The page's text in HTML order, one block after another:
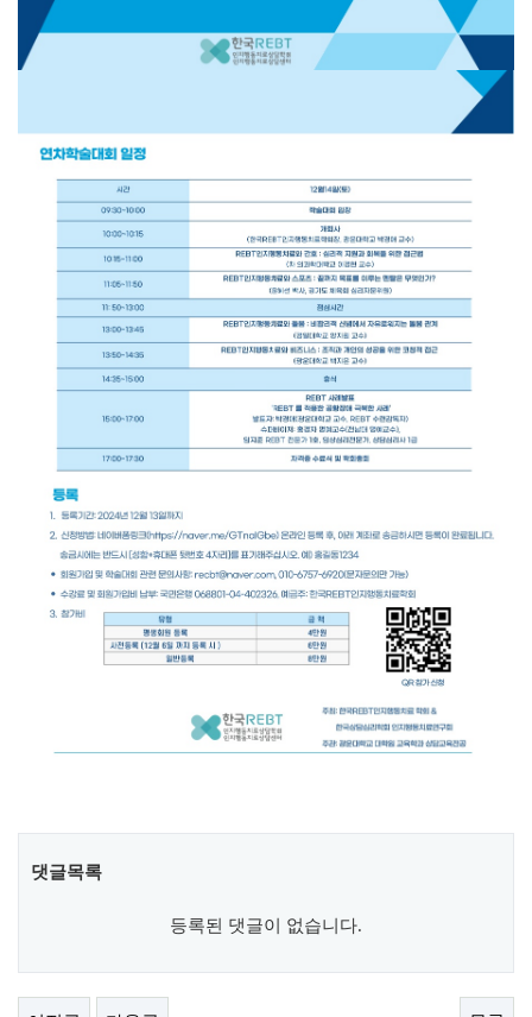
댓글목록
등록된 댓글이 없습니다.